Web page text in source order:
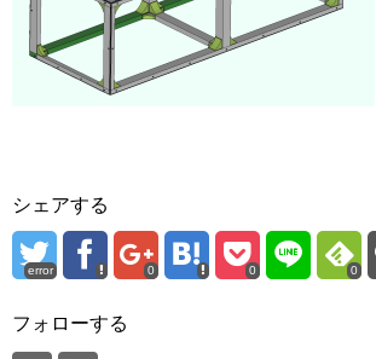
シェアする
error 0 0 0
フォローする